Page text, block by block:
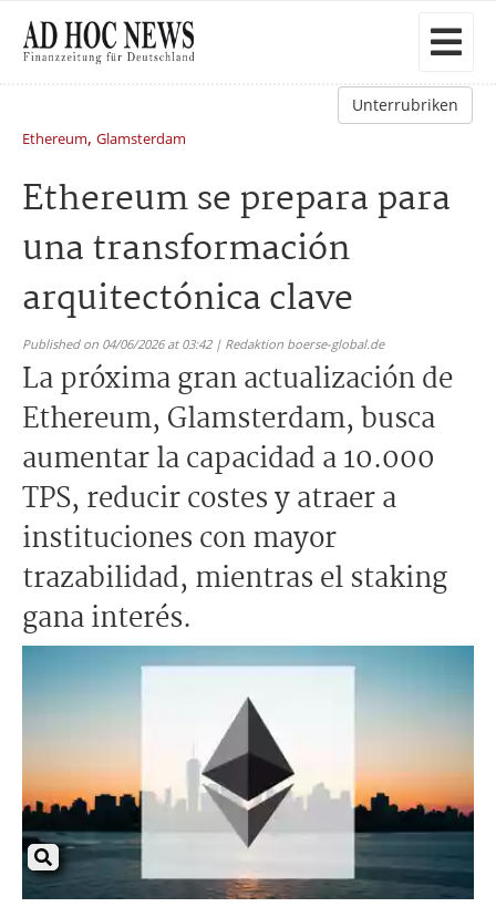
Unterrubriken
Ethereum, Glamsterdam
Ethereum se prepara para
una transformación
arquitectónica clave
Published on 04/06/2026 at 03:42 | Redaktion boerse-global.de
La próxima gran actualización de
Ethereum, Glamsterdam, busca
aumentar la capacidad a 10.000
TPS, reducir costes y atraer a
instituciones con mayor
trazabilidad, mientras el staking
gana interés.